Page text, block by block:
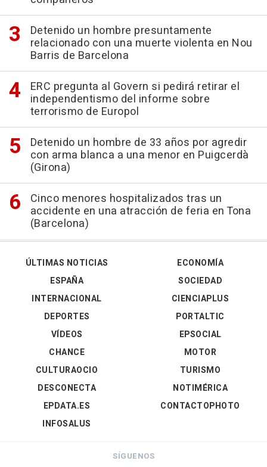
Detenido un hombre presuntamente
relacionado con una muerte violenta en Nou
Barris de Barcelona
ERC pregunta al Govern si pedirá retirar el
independentismo del informe sobre
terrorismo de Europol
Detenido un hombre de 33 años por agredir
con arma blanca a una menor en Puigcerdà
(Girona)
Cinco menores hospitalizados tras un
accidente en una atracción de feria en Tona
(Barcelona)
ÚLTIMAS NOTICIAS
ESPAÑA
INTERNACIONAL
DEPORTES
VÍDEOS
ECONOMÍA
SOCIEDAD
CIENCIAPLUS
PORTALTIC
EPSOCIAL
CHANCE
CULTURAOCIO
DESCONECTA
EPDATA.ES
INFOSALUS
MOTOR
TURISMO
NOTIMÉRICA
CONTACTOPHOTO
SÍGUENOS